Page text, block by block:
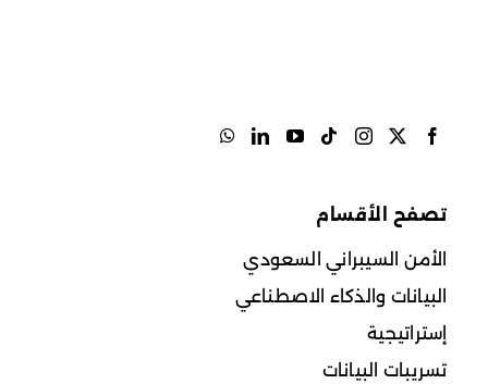
تصفح الأقسام
الأمن السيبراني السعودي
البيانات والذكاء الاصطناعي
إستراتيجية
تسريبات البيانات